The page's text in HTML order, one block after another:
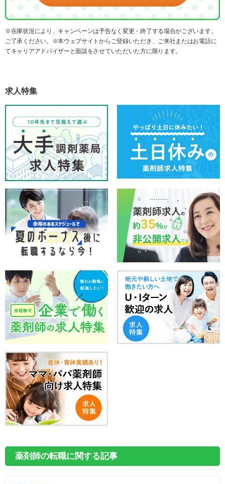
※在庫状況により、キャンペーンは予告なく変更・終了する場合がございます。
ご了承ください。※本ウェブサイトからご登録いただき、ご来社またはお電話に
てキャリアアドバイザーと面談をさせていただいた方に限ります。
求人特集
薬剤師の転職に関する記事